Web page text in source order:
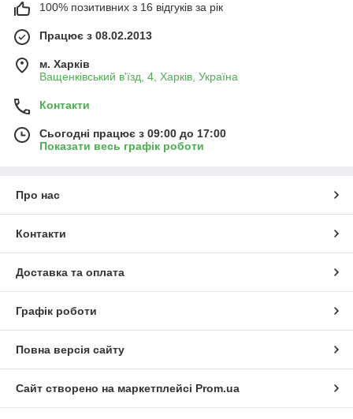
100% позитивних з 16 відгуків за рік
Працює з 08.02.2013
м. Харків
Ващенківський в'їзд, 4, Харків, Україна
Контакти
Сьогодні працює з 09:00 до 17:00
Показати весь графік роботи
Про нас
Контакти
Доставка та оплата
Графік роботи
Повна версія сайту
Сайт створено на маркетплейсі Prom.ua